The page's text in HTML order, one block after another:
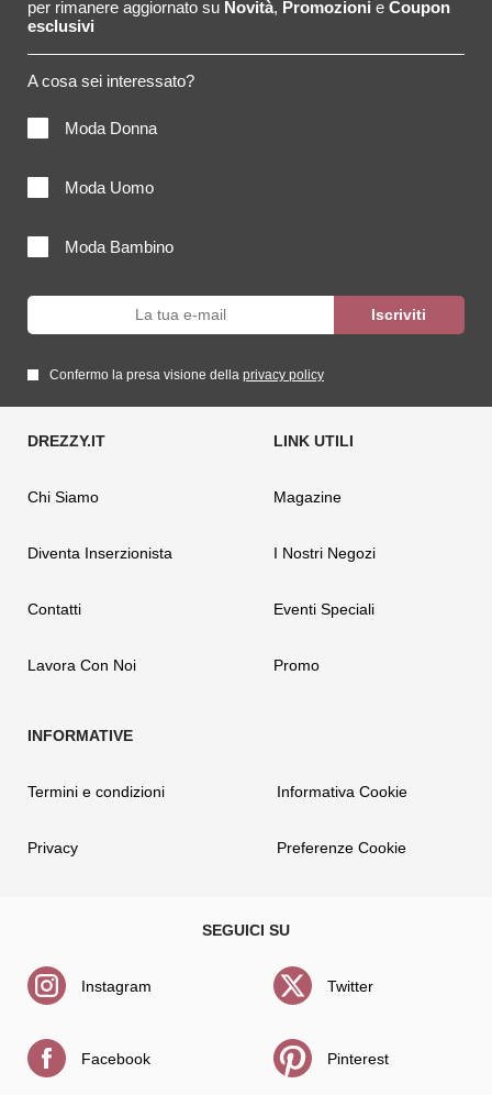
per rimanere aggiornato su Novità, Promozioni e Coupon
esclusivi
A cosa sei interessato?
Moda Donna
Moda Uomo
Moda Bambino
Confermo la presa visione della privacy policy
Chi Siamo
Diventa Inserzionista
Contatti
Lavora Con Noi
Magazine
I Nostri Negozi
Eventi Speciali
Promo
Termini e condizioni
Privacy
Informativa Cookie
Preferenze Cookie
Instagram
Facebook
Twitter
Pinterest